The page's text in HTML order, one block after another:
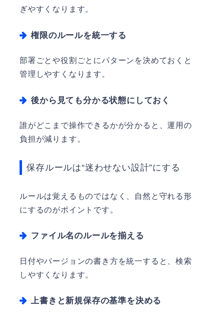
ぎやすくなります。
権限のルールを統一する
部署ごとや役割ごとにパターンを決めておくと
管理しやすくなります。
後から見ても分かる状態にしておく
誰がどこまで操作できるかが分かると、運用の
負担が減ります。
保存ルールは“迷わせない設計”にする
ルールは覚えるものではなく、自然と守れる形
にするのがポイントです。
ファイル名のルールを揃える
日付やバージョンの書き方を統一すると、検索
しやすくなります。
上書きと新規保存の基準を決める